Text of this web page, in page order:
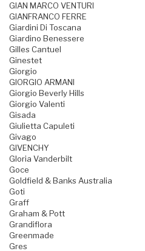
GIAN MARCO VENTURI
GIANFRANCO FERRE
Giardini Di Toscana
Giardino Benessere
Gilles Cantuel
Ginestet
Giorgio
GIORGIO ARMANI
Giorgio Beverly Hills
Giorgio Valenti
Gisada
Giulietta Capuleti
Givago
GIVENCHY
Gloria Vanderbilt
Goce
Goldfield & Banks Australia
Goti
Graff
Graham & Pott
Grandiflora
Greenmade
Gres